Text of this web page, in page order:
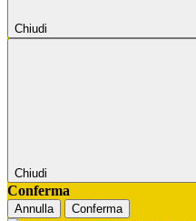
Chiudi
Chiudi
Conferma
Annulla Conferma